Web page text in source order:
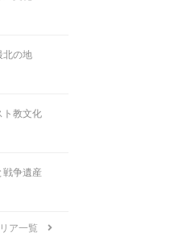
北の地
ト教文化
戦争遺産
ア一覧